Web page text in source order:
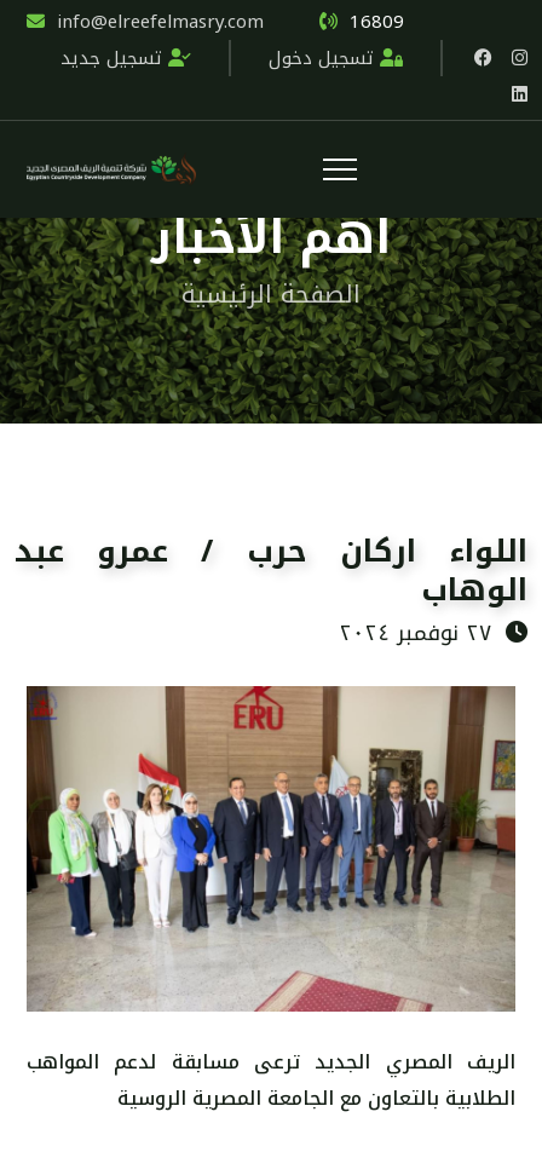
info@elreefelmasry.com
16809
اهم الأخبار
الصفحة الرئيسية
اللواء اركان حرب / عمرو عبد
الوهاب
الريف المصري الجديد ترعى مسابقة لدعم المواهب
الطلابية بالتعاون مع الجامعة المصرية الروسية